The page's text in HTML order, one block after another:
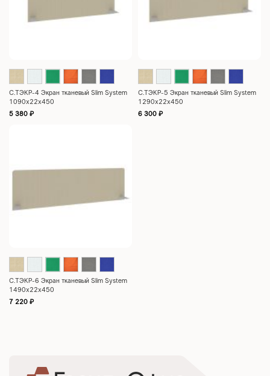
С.ТЭКР-4 Экран тканевый Slim System
1090x22x450
5 380 ₽
С.ТЭКР-5 Экран тканевый Slim System
1290x22x450
6 300 ₽
С.ТЭКР-6 Экран тканевый Slim System
1490x22x450
7 220 ₽